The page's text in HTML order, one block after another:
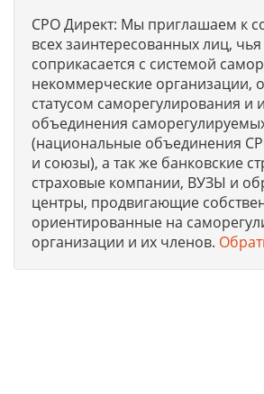
СРО Директ: Мы приглашаем к
всех заинтересованных лиц,
соприкасается с системой
некоммерческие организации,
статусом саморегулирования и
объединения
(национальные объединения
и союзы), а так же банковские
страховые компании, ВУЗЫ и
центры, продвигающие
ориентированные на
организации и их членов.